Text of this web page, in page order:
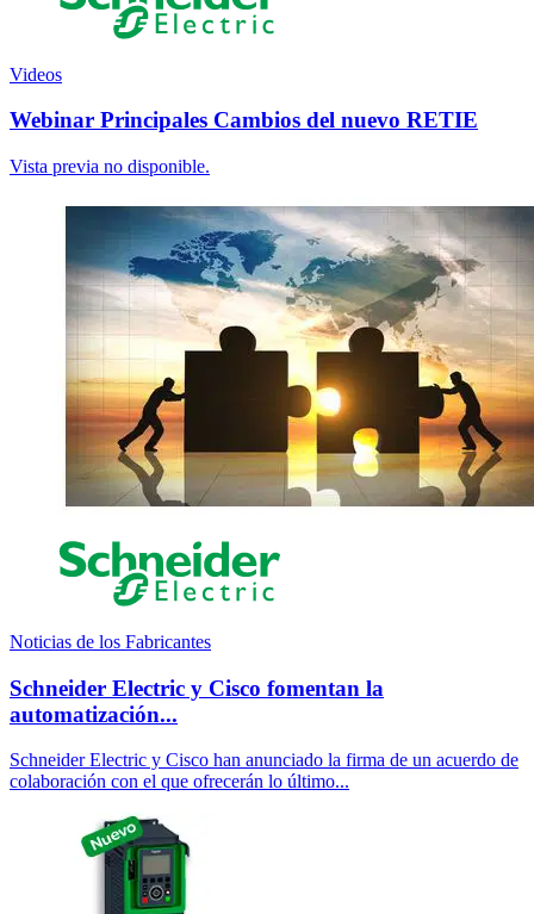
Videos
Webinar Principales Cambios del nuevo RETIE
Vista previa no disponible.
Noticias de los Fabricantes
Schneider Electric y Cisco fomentan la
automatización...
Schneider Electric y Cisco han anunciado la firma de un acuerdo de
colaboración con el que ofrecerán lo último...